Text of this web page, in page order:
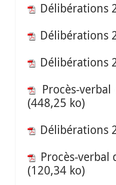
Délibérations
Délibérations
Délibérations
Procès-
(448,25 ko)
Délibérations
Procès-
(120,34 ko)